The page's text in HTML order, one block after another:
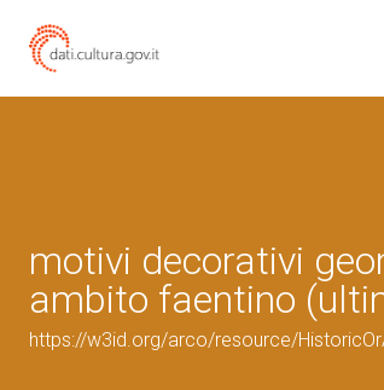
motivi decorativi
ambito faentino
https://w3id.org/arco/resource/